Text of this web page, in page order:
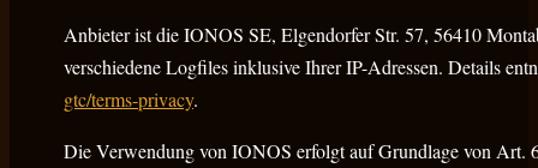
Anbieter ist die IONOS SE, Elgendorfer Str. 57, 56410
verschiedene Logfiles inklusive Ihrer IP-Adressen. Details
gtc/terms-privacy.
Die Verwendung von IONOS erfolgt auf Grundlage von Art.